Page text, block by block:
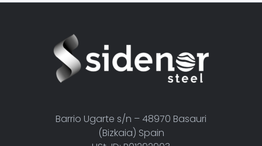
Barrio Ugarte s/n – 48970 Basauri
(Bizkaia) Spain